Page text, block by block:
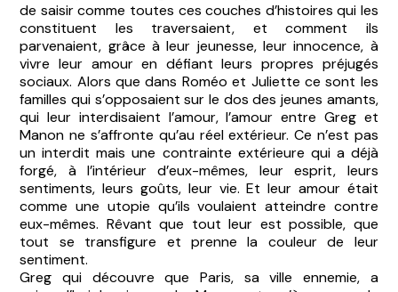
de saisir comme toutes ces couches d’histoires qui les
constituent les traversaient, et comment ils
parvenaient, grâce à leur jeunesse, leur innocence, à
vivre leur amour en défiant leurs propres préjugés
sociaux. Alors que dans Roméo et Juliette ce sont les
familles qui s’opposaient sur le dos des jeunes amants,
qui leur interdisaient l’amour, l’amour entre Greg et
Manon ne s’affronte qu’au réel extérieur. Ce n’est pas
un interdit mais une contrainte extérieure qui a déjà
forgé, à l’intérieur d’eux-mêmes, leur esprit, leurs
sentiments, leurs goûts, leur vie. Et leur amour était
comme une utopie qu’ils voulaient atteindre contre
eux-mêmes. Rêvant que tout leur est possible, que
tout se transfigure et prenne la couleur de leur
sentiment.
Greg qui découvre que Paris, sa ville ennemie, a